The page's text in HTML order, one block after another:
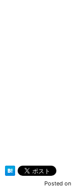
Posted on